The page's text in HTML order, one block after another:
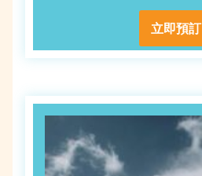
立即預訂